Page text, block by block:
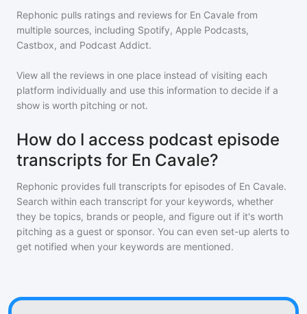
Rephonic pulls ratings and reviews for En Cavale from
multiple sources, including Spotify, Apple Podcasts,
Castbox, and Podcast Addict.
View all the reviews in one place instead of visiting each
platform individually and use this information to decide if a
show is worth pitching or not.
How do I access podcast episode
transcripts for En Cavale?
Rephonic provides full transcripts for episodes of En Cavale.
Search within each transcript for your keywords, whether
they be topics, brands or people, and figure out if it's worth
pitching as a guest or sponsor. You can even set-up alerts to
get notified when your keywords are mentioned.